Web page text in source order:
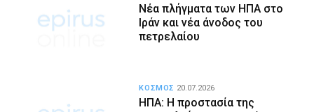
Νέα πλήγματα των ΗΠΑ στο
Ιράν και νέα άνοδος του
πετρελαίου
ΗΠΑ: Η προστασία της
ΚΟΣΜΟΣ 20.07.2026